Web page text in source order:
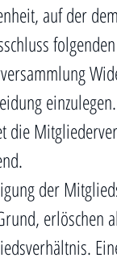
auf der dem
folgenden
die
der
erlöschen